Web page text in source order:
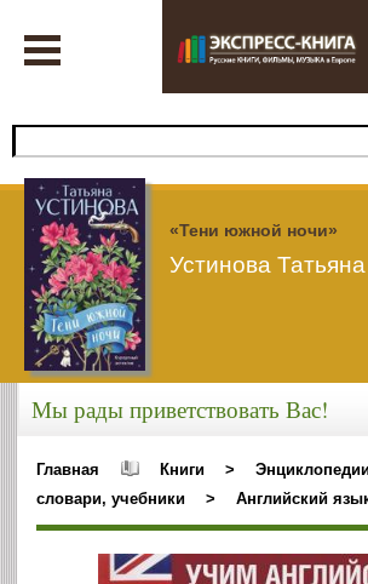
«Тени южной ночи»
Устинова Татьяна
Мы рады приветствовать Вас!
Главная Книги >
словари, учебники
> Английский